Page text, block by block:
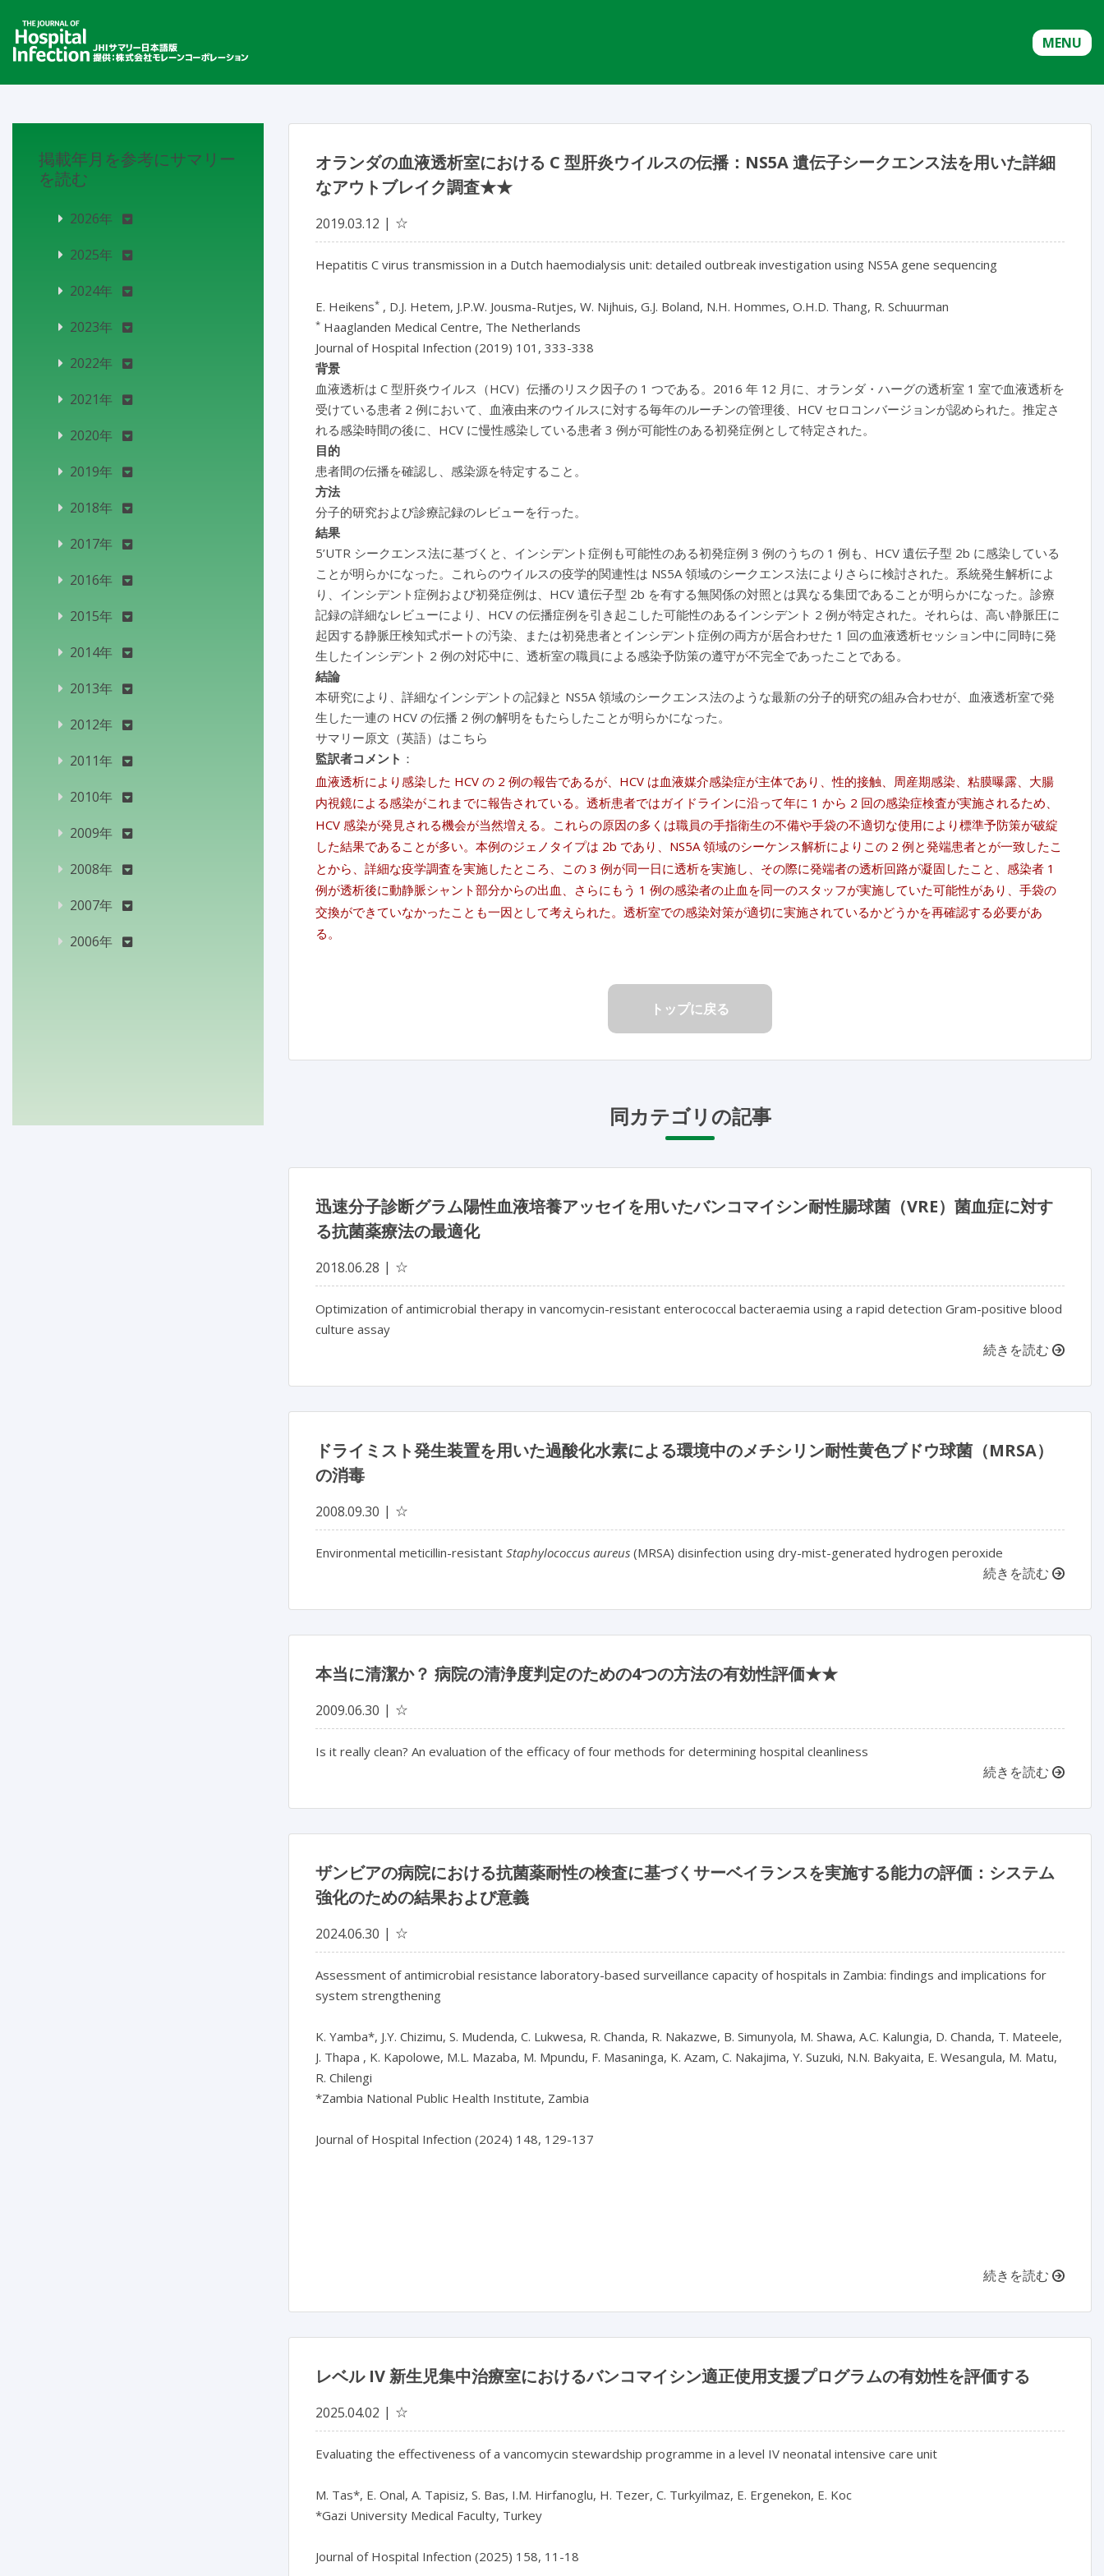
MENU
オランダの血液透析室における C 型肝炎ウイルスの伝播：NS5A 遺伝子シークエンス法を用いた詳細
なアウトブレイク調査★★
2019.03.12 ☆
Hepatitis C virus transmission in a Dutch haemodialysis unit: detailed outbreak investigation using NS5A gene sequencing
E. Heikens* , D.J. Hetem, J.P.W. Jousma-Rutjes, W. Nijhuis, G.J. Boland, N.H. Hommes, O.H.D. Thang, R. Schuurman
* Haaglanden Medical Centre, The Netherlands
Journal of Hospital Infection (2019) 101, 333-338
背景
血液透析は C 型肝炎ウイルス（HCV）伝播のリスク因子の 1 つである。2016 年 12 月に、オランダ・ハーグの透析室 1 室で血液透析を
受けている患者 2 例において、血液由来のウイルスに対する毎年のルーチンの管理後、HCV セロコンバージョンが認められた。推定さ
れる感染時間の後に、HCV に慢性感染している患者 3 例が可能性のある初発症例として特定された。
目的
患者間の伝播を確認し、感染源を特定すること。
方法
分子的研究および診療記録のレビューを行った。
結果
5’UTR シークエンス法に基づくと、インシデント症例も可能性のある初発症例 3 例のうちの 1 例も、HCV 遺伝子型 2b に感染している
ことが明らかになった。これらのウイルスの疫学的関連性は NS5A 領域のシークエンス法によりさらに検討された。系統発生解析によ
り、インシデント症例および初発症例は、HCV 遺伝子型 2b を有する無関係の対照とは異なる集団であることが明らかになった。診療
記録の詳細なレビューにより、HCV の伝播症例を引き起こした可能性のあるインシデント 2 例が特定された。それらは、高い静脈圧に
起因する静脈圧検知式ポートの汚染、または初発患者とインシデント症例の両方が居合わせた 1 回の血液透析セッション中に同時に発
生したインシデント 2 例の対応中に、透析室の職員による感染予防策の遵守が不完全であったことである。
結論
本研究により、詳細なインシデントの記録と NS5A 領域のシークエンス法のような最新の分子的研究の組み合わせが、血液透析室で発
生した一連の HCV の伝播 2 例の解明をもたらしたことが明らかになった。
サマリー原文（英語）はこちら
監訳者コメント ：
血液透析により感染した HCV の 2 例の報告であるが、HCV は血液媒介感染症が主体であり、性的接触、周産期感染、粘膜曝露、大腸
内視鏡による感染がこれまでに報告されている。透析患者ではガイドラインに沿って年に 1 から 2 回の感染症検査が実施されるため、
HCV 感染が発見される機会が当然増える。これらの原因の多くは職員の手指衛生の不備や手袋の不適切な使用により標準予防策が破綻
した結果であることが多い。本例のジェノタイプは 2b であり、NS5A 領域のシーケンス解析によりこの 2 例と発端患者とが一致したこ
とから、詳細な疫学調査を実施したところ、この 3 例が同一日に透析を実施し、その際に発端者の透析回路が凝固したこと、感染者 1
例が透析後に動静脈シャント部分からの出血、さらにもう 1 例の感染者の止血を同一のスタッフが実施していた可能性があり、手袋の
交換ができていなかったことも一因として考えられた。透析室での感染対策が適切に実施されているかどうかを再確認する必要があ
る。
トップに戻る
同カテゴリの記事
迅速分子診断グラム陽性血液培養アッセイを用いたバンコマイシン耐性腸球菌（VRE）菌血症に対す
る抗菌薬療法の最適化
2018.06.28 ☆
Optimization of antimicrobial therapy in vancomycin-resistant enterococcal bacteraemia using a rapid detection Gram-positive blood
culture assay
続きを読む
ドライミスト発生装置を用いた過酸化水素による環境中のメチシリン耐性黄色ブドウ球菌（MRSA）
の消毒
2008.09.30 ☆
Environmental meticillin-resistant Staphylococcus aureus (MRSA) disinfection using dry-mist-generated hydrogen peroxide
続きを読む
本当に清潔か？ 病院の清浄度判定のための4つの方法の有効性評価★★
2009.06.30 ☆
Is it really clean? An evaluation of the efficacy of four methods for determining hospital cleanliness
続きを読む
ザンビアの病院における抗菌薬耐性の検査に基づくサーベイランスを実施する能力の評価：システム
強化のための結果および意義
2024.06.30 ☆
Assessment of antimicrobial resistance laboratory-based surveillance capacity of hospitals in Zambia: findings and implications for
system strengthening
K. Yamba*, J.Y. Chizimu, S. Mudenda, C. Lukwesa, R. Chanda, R. Nakazwe, B. Simunyola, M. Shawa, A.C. Kalungia, D. Chanda, T. Mateele,
J. Thapa , K. Kapolowe, M.L. Mazaba, M. Mpundu, F. Masaninga, K. Azam, C. Nakajima, Y. Suzuki, N.N. Bakyaita, E. Wesangula, M. Matu,
R. Chilengi
*Zambia National Public Health Institute, Zambia
Journal of Hospital Infection (2024) 148, 129-137
続きを読む
レベル IV 新生児集中治療室におけるバンコマイシン適正使用支援プログラムの有効性を評価する
2025.04.02 ☆
Evaluating the effectiveness of a vancomycin stewardship programme in a level IV neonatal intensive care unit
M. Tas*, E. Onal, A. Tapisiz, S. Bas, I.M. Hirfanoglu, H. Tezer, C. Turkyilmaz, E. Ergenekon, E. Koc
*Gazi University Medical Faculty, Turkey
Journal of Hospital Infection (2025) 158, 11-18
掲載年月を参考にサマリー
を読む
2026年
2025年
2024年
2023年
2022年
2021年
2020年
2019年
2018年
2017年
2016年
2015年
2014年
2013年
2012年
2011年
2010年
2009年
2008年
2007年
2006年